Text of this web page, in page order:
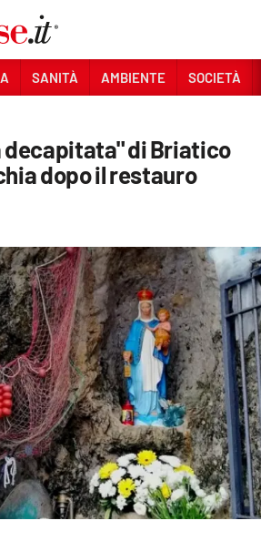
SANITÀ AMBIENTE SOCIETÀ
decapitata" di Briatico
dopo il restauro